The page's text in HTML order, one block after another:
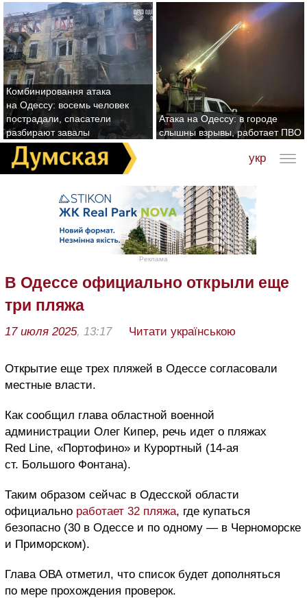
Комбинировання атака
на Одессу: восемь человек
пострадали, спасатели
разбирают завалы
Атака на Одессу: в городе
слышны взрывы, работает ПВО
укр
Реклама
В Одессе официально открыли еще
три пляжа
17 июля 2025, 13:17 Читати українською
Открытие еще трех пляжей в Одессе согласовали
местные власти.
Как сообщил глава областной военной
администрации Олег Кипер, речь идет о пляжах
Red Line, «Портофино» и Курортный (14-ая
ст. Большого Фонтана).
Таким образом сейчас в Одесской области
официально работает 32 пляжа, где купаться
безопасно (30 в Одессе и по одному — в Черноморске
и Приморском).
Глава ОВА отметил, что список будет дополняться
по мере прохождения проверок.